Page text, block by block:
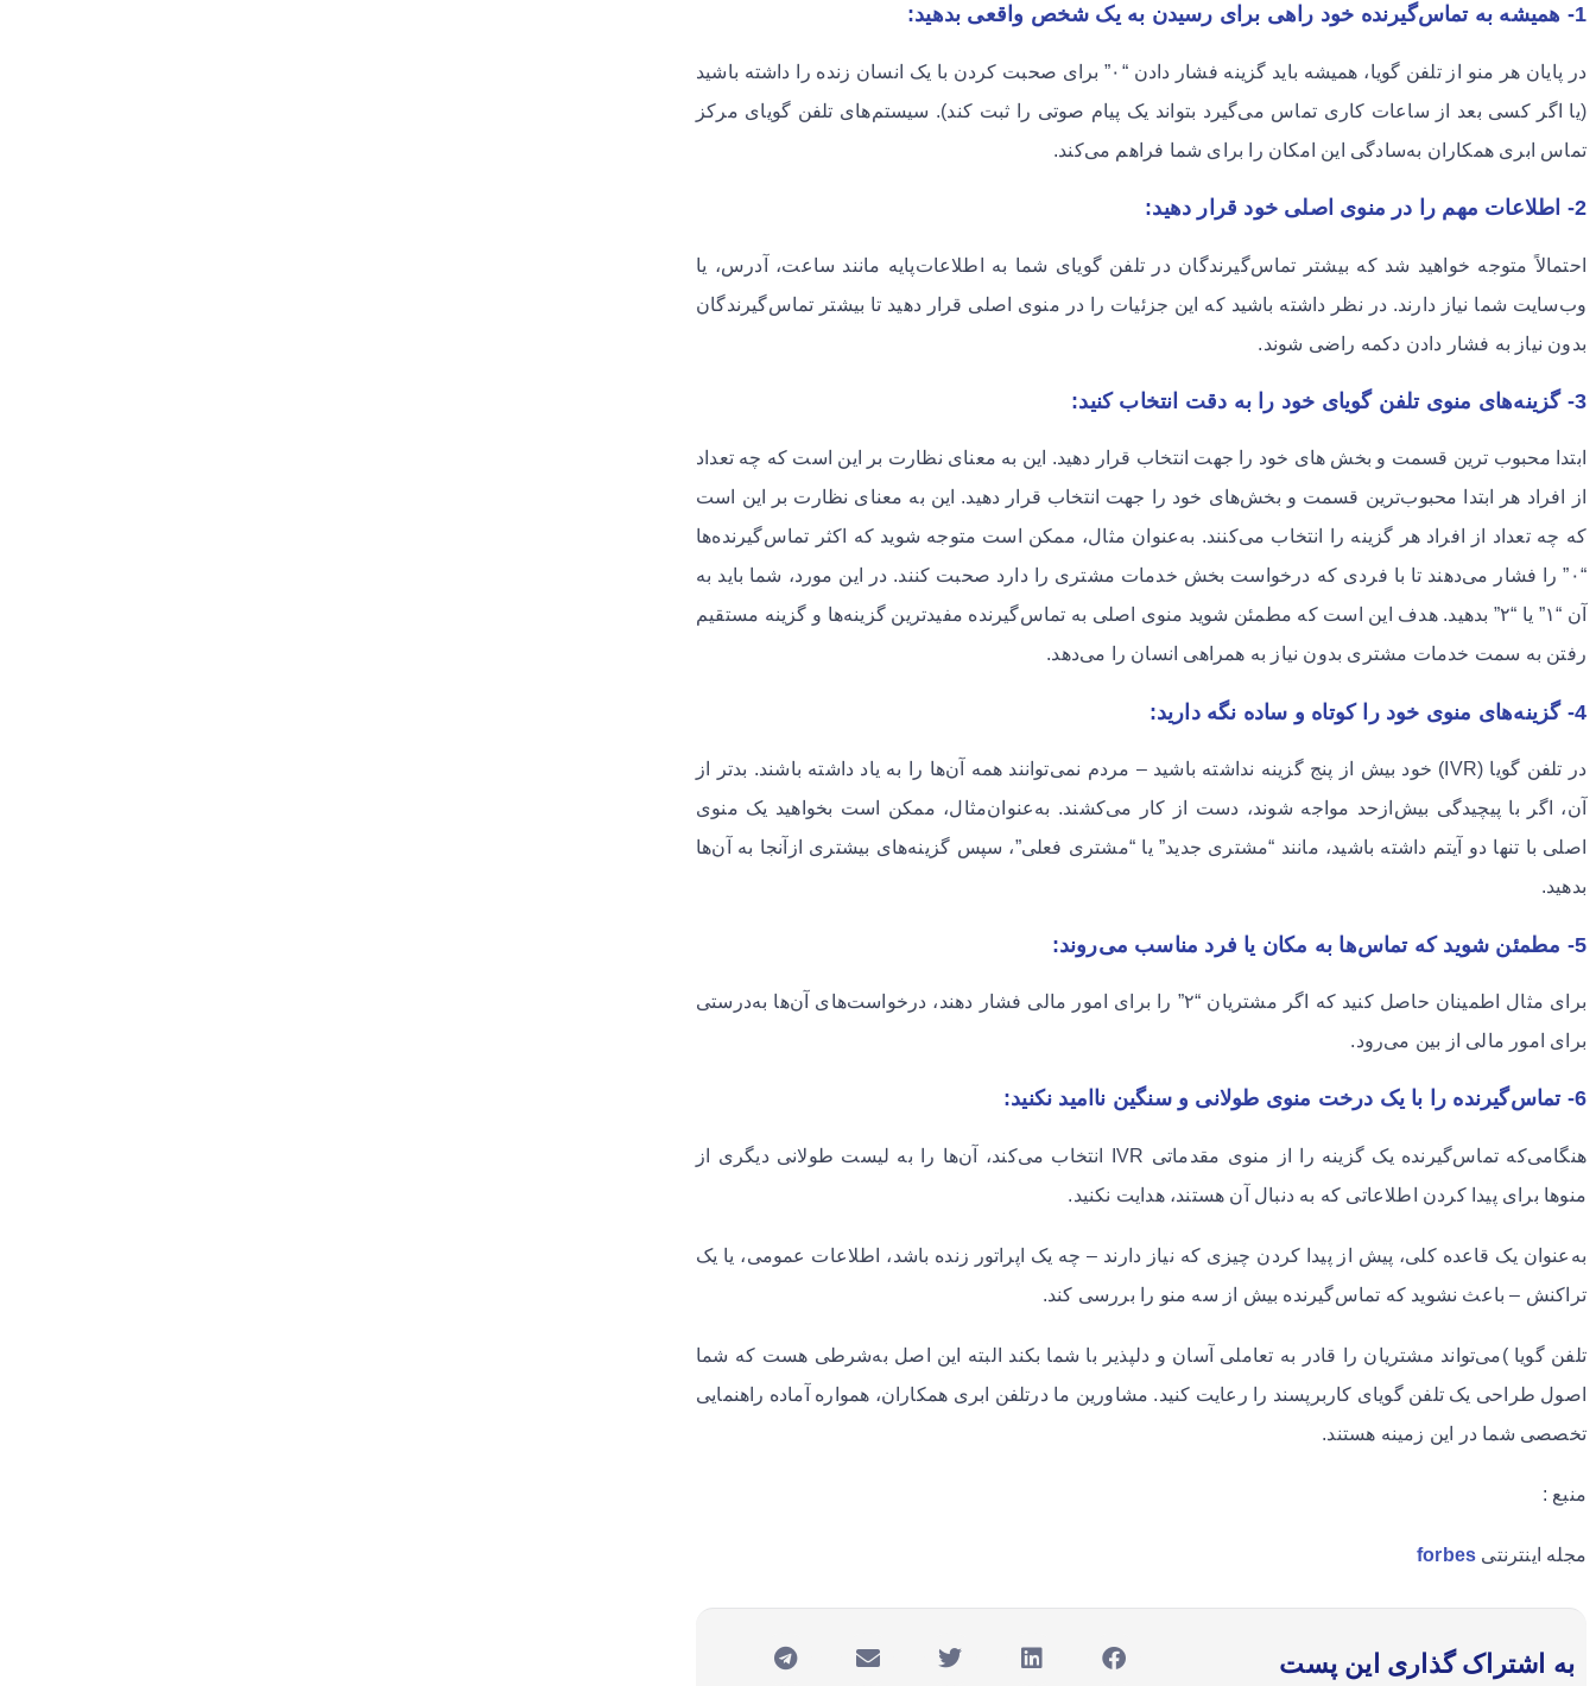
1- همیشه به تماس‌گیرنده خود راهی برای رسیدن به یک شخص واقعی بدهید:
در پایان هر منو از تلفن گویا، همیشه باید گزینه فشار دادن “۰” برای صحبت کردن با یک انسان زنده را داشته باشید
(یا اگر کسی بعد از ساعات کاری تماس می‌گیرد بتواند یک پیام صوتی را ثبت کند)‌. سیستم‌های تلفن گویای مرکز
تماس ابری همکاران به‌سادگی این امکان را برای شما فراهم می‌کند. ‌
2- اطلاعات مهم را در منوی اصلی خود قرار دهید:
احتمالاً متوجه خواهید شد که بیشتر تماس‌گیرندگان در تلفن گویای شما به اطلاعات‌پایه مانند ساعت، آدرس، یا
وب‌سایت شما نیاز دارند. در نظر داشته باشید که این جزئیات را در منوی اصلی قرار دهید تا بیشتر تماس‌گیرندگان
بدون نیاز به فشار دادن دکمه راضی شوند.
3- گزینه‌های منوی تلفن گویای خود را به دقت انتخاب کنید:
ابتدا محبوب ترین قسمت و بخش های خود را جهت انتخاب قرار دهید. این به معنای نظارت بر این است که چه تعداد
از افراد هر ابتدا محبوب‌ترین قسمت و بخش‌های خود را جهت انتخاب قرار دهید. این به معنای نظارت بر این است
که چه تعداد از افراد هر گزینه را انتخاب می‌کنند. به‌عنوان مثال، ممکن است متوجه شوید که اکثر تماس‌گیرنده‌ها
“۰” را فشار می‌دهند تا با فردی که درخواست بخش خدمات مشتری را دارد صحبت کنند. در این مورد، شما باید به
آن “۱” یا “۲” بدهید. هدف این است که مطمئن شوید منوی اصلی به تماس‌گیرنده مفیدترین گزینه‌ها و گزینه مستقیم
رفتن به سمت خدمات مشتری بدون نیاز به همراهی انسان را می‌دهد. ‌ ​
4- گزینه‌های منوی خود را کوتاه و ساده نگه دارید:
در تلفن گویا (IVR) خود بیش از پنج گزینه نداشته باشید – مردم نمی‌توانند همه آن‌ها را به یاد داشته باشند. بدتر از
آن، اگر با پیچیدگی بیش‌ازحد مواجه شوند، دست از کار می‌کشند. به‌عنوان‌مثال، ممکن است بخواهید یک منوی
اصلی با تنها دو آیتم داشته باشید، مانند “مشتری جدید” یا “مشتری فعلی”، سپس گزینه‌های بیشتری ازآنجا به آن‌ها
بدهید. ‌
5- مطمئن شوید که تماس‌ها به مکان یا فرد مناسب می‌روند:
برای مثال اطمینان حاصل کنید که اگر مشتریان “۲” را برای امور مالی فشار دهند، درخواست‌های آن‌ها به‌درستی
برای امور مالی از بین می‌رود. ‌
6- تماس‌گیرنده را با یک درخت منوی طولانی و سنگین ناامید نکنید:
هنگامی‌که تماس‌گیرنده یک گزینه را از منوی مقدماتی IVR انتخاب می‌کند، آن‌ها را به لیست طولانی دیگری از
منوها برای پیدا کردن اطلاعاتی که به دنبال آن هستند، هدایت نکنید.
به‌عنوان یک قاعده کلی، پیش از پیدا کردن چیزی که نیاز دارند – چه یک اپراتور زنده باشد، اطلاعات عمومی، یا یک
تراکنش – باعث نشوید که تماس‌گیرنده بیش از سه منو را بررسی کند. ‌
تلفن گویا )می‌تواند مشتریان را قادر به تعاملی آسان و دلپذیر با شما بکند البته این اصل به‌شرطی هست که شما
اصول طراحی یک تلفن گویای کاربرپسند را رعایت کنید. مشاورین ما درتلفن ابری همکاران، همواره آماده راهنمایی
تخصصی شما در این زمینه هستند.
منبع :
مجله اینترنتی forbes
به اشتراک گذاری این پست